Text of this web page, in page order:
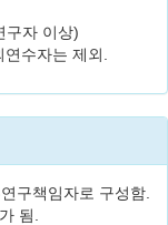
구자 이상)
수자는 제외.
구책임자로 구성함.
됨.